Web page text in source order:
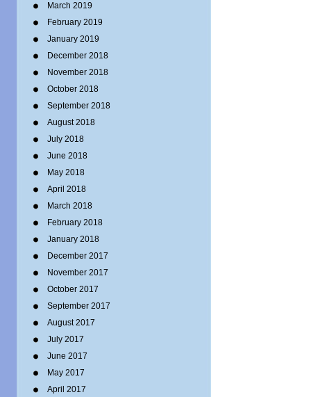
March 2019
February 2019
January 2019
December 2018
November 2018
October 2018
September 2018
August 2018
July 2018
June 2018
May 2018
April 2018
March 2018
February 2018
January 2018
December 2017
November 2017
October 2017
September 2017
August 2017
July 2017
June 2017
May 2017
April 2017